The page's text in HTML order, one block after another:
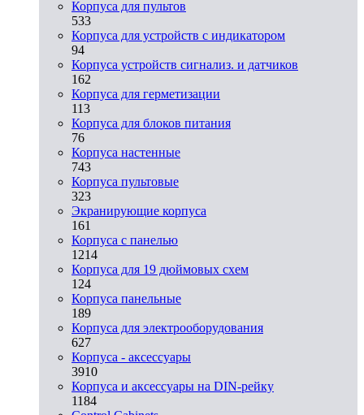
Корпуса для пультов
533
Корпуса для устройств с индикатором
94
Корпуса устройств сигнализ. и датчиков
162
Корпуса для герметизации
113
Корпуса для блоков питания
76
Корпуса настенные
743
Корпуса пультовые
323
Экранирующие корпуса
161
Корпуса с панелью
1214
Корпуса для 19 дюймовых схем
124
Корпуса панельные
189
Корпуса для электрооборудования
627
Корпуса - аксессуары
3910
Корпуса и аксессуары на DIN-рейку
1184